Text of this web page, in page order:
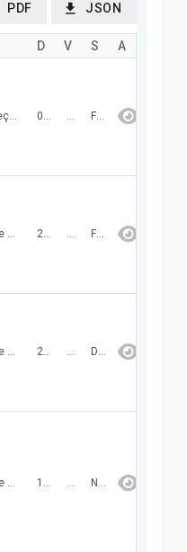
PDF JSON
Registro de preços para futura e eventual locação de veículos para atender as necessidades da Prefeitura Municipal de Santo Antônio dos Milagres e Secretarias. 06/05/2026 329.699,28 FINALIZADA
Contratação de empresa para execução dos serviços de roço (zona urbana, ruas, cemitério e estradas vicinais, incluindo os povoados) para atender as necessidades de Santo Antônio dos Milagres – PI. 24/04/2026 125.429,40 FINALIZADA
Contratação de empresa para reforma de unidades escolares da zona urbana e rural do Município de Santo Antônio dos Milagres – PI 20/03/2026 130.770,97 DIVULGADA
Contratação de empresa para fornecimento de material de cestas básicas para atender as necessidades da Prefeitura Municipal de Santo Antônio dos Milagres – PI e Secretarias. 17/03/2026 380.000,00 NÃO FINALIZADA